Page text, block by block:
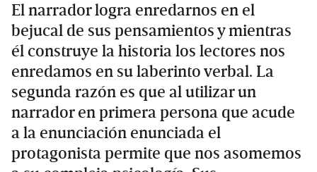
El narrador logra enredarnos en el
bejucal de sus pensamientos y mientras
él construye la historia los lectores nos
enredamos en su laberinto verbal. La
segunda razón es que al utilizar un
narrador en primera persona que acude
a la enunciación enunciada el
protagonista permite que nos asomemos